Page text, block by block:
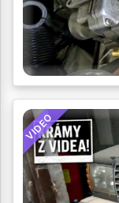
VIDEO